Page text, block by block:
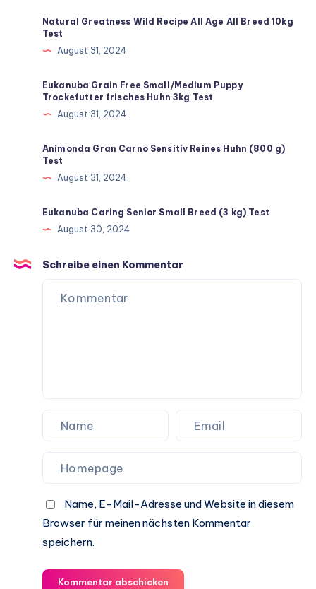
Natural Greatness Wild Recipe All Age All Breed 10kg
Test
August 31, 2024
Eukanuba Grain Free Small/Medium Puppy
Trockefutter frisches Huhn 3kg Test
August 31, 2024
Animonda Gran Carno Sensitiv Reines Huhn (800 g)
Test
August 31, 2024
Eukanuba Caring Senior Small Breed (3 kg) Test
August 30, 2024
Schreibe einen Kommentar
Name, E-Mail-Adresse und Website in diesem
Browser für meinen nächsten Kommentar
speichern.
Kommentar abschicken